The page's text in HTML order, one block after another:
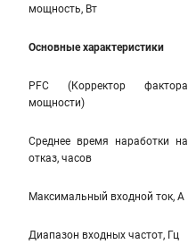
мощность, Вт
Основные характеристики
PFC (Корректор фактора
мощности)
Среднее время наработки на
отказ, часов
Максимальный входной ток, А
Диапазон входных частот, Гц